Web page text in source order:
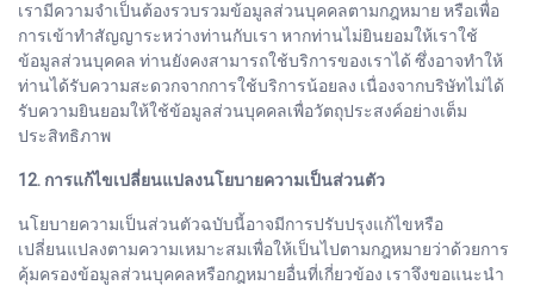
เรามีความจำเป็นต้องรวบรวมข้อมูลส่วนบุคคลตามกฎหมาย หรือเพื่อ
การเข้าทำสัญญาระหว่างท่านกับเรา หากท่านไม่ยินยอมให้เราใช้
ข้อมูลส่วนบุคคล ท่านยังคงสามารถใช้บริการของเราได้ ซึ่งอาจทำให้
ท่านได้รับความสะดวกจากการใช้บริการน้อยลง เนื่องจากบริษัทไม่ได้
รับความยินยอมให้ใช้ข้อมูลส่วนบุคคลเพื่อวัตถุประสงค์อย่างเต็ม
ประสิทธิภาพ
12. การแก้ไขเปลี่ยนแปลงนโยบายความเป็นส่วนตัว
นโยบายความเป็นส่วนตัวฉบับนี้อาจมีการปรับปรุงแก้ไขหรือ
เปลี่ยนแปลงตามความเหมาะสมเพื่อให้เป็นไปตามกฎหมายว่าด้วยการ
คุ้มครองข้อมูลส่วนบุคคลหรือกฎหมายอื่นที่เกี่ยวข้อง เราจึงขอแนะนำ